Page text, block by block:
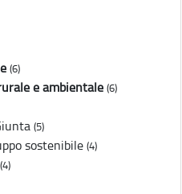
(6)
e ambientale (6)
(5)
sostenibile (4)
(4)